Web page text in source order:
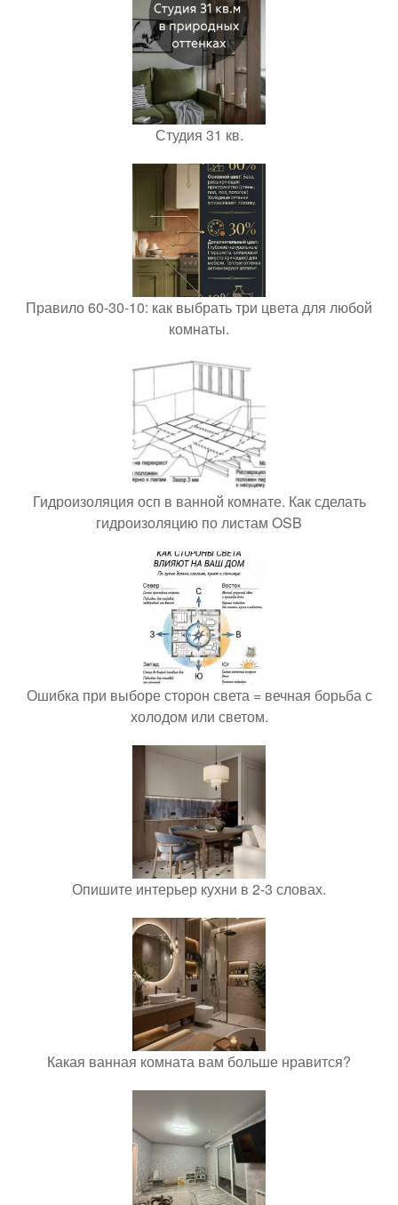
Студия 31 кв.
Правило 60-30-10: как выбрать три цвета для любой
комнаты.
Гидроизоляция осп в ванной комнате. Как сделать
гидроизоляцию по листам OSB
Ошибка при выборе сторон света = вечная борьба с
холодом или светом.
Опишите интерьер кухни в 2-3 словах.
Какая ванная комната вам больше нравится?